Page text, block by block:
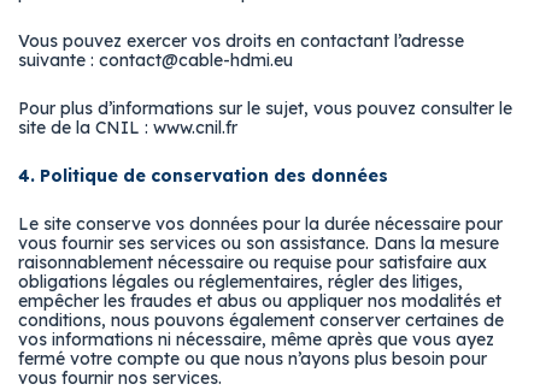
Vous pouvez exercer vos droits en contactant l’adresse
suivante : contact@cable-hdmi.eu
Pour plus d’informations sur le sujet, vous pouvez consulter le
site de la CNIL : www.cnil.fr
4. Politique de conservation des données
Le site conserve vos données pour la durée nécessaire pour
vous fournir ses services ou son assistance. Dans la mesure
raisonnablement nécessaire ou requise pour satisfaire aux
obligations légales ou réglementaires, régler des litiges,
empêcher les fraudes et abus ou appliquer nos modalités et
conditions, nous pouvons également conserver certaines de
vos informations ni nécessaire, même après que vous ayez
fermé votre compte ou que nous n’ayons plus besoin pour
vous fournir nos services.